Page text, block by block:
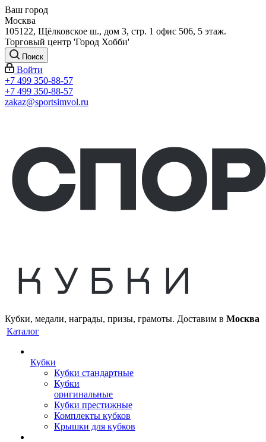
Ваш город
Москва
105122, Щёлковское ш., дом 3, стр. 1 офис 506, 5 этаж.
Торговый центр 'Город Хобби'
Поиск
Войти
+7 499 350-88-57
+7 499 350-88-57
zakaz@sportsimvol.ru
Кубки, медали, награды, призы, грамоты. Доставим в Москва
Каталог
Кубки
Кубки стандартные
Кубки
оригинальные
Кубки престижные
Комплекты кубков
Крышки для кубков